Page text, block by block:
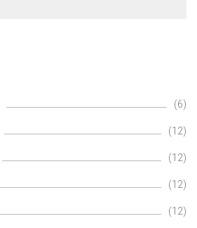
(6)
(12)
(12)
(12)
(12)